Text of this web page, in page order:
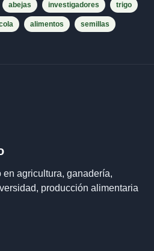
abejas investigadores trigo
alimentos semillas
agricultura, ganadería,
producción alimentaria